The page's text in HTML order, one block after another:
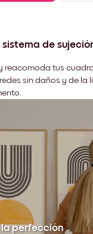
sistema de
reacomoda tus
sin daños y de la
perfección